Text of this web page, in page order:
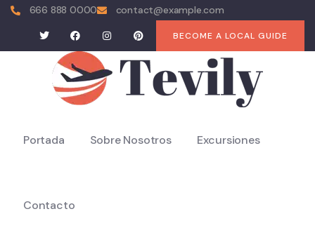
666 888 0000 contact@example.com
BECOME A LOCAL GUIDE
Portada Sobre Nosotros Excursiones
Contacto